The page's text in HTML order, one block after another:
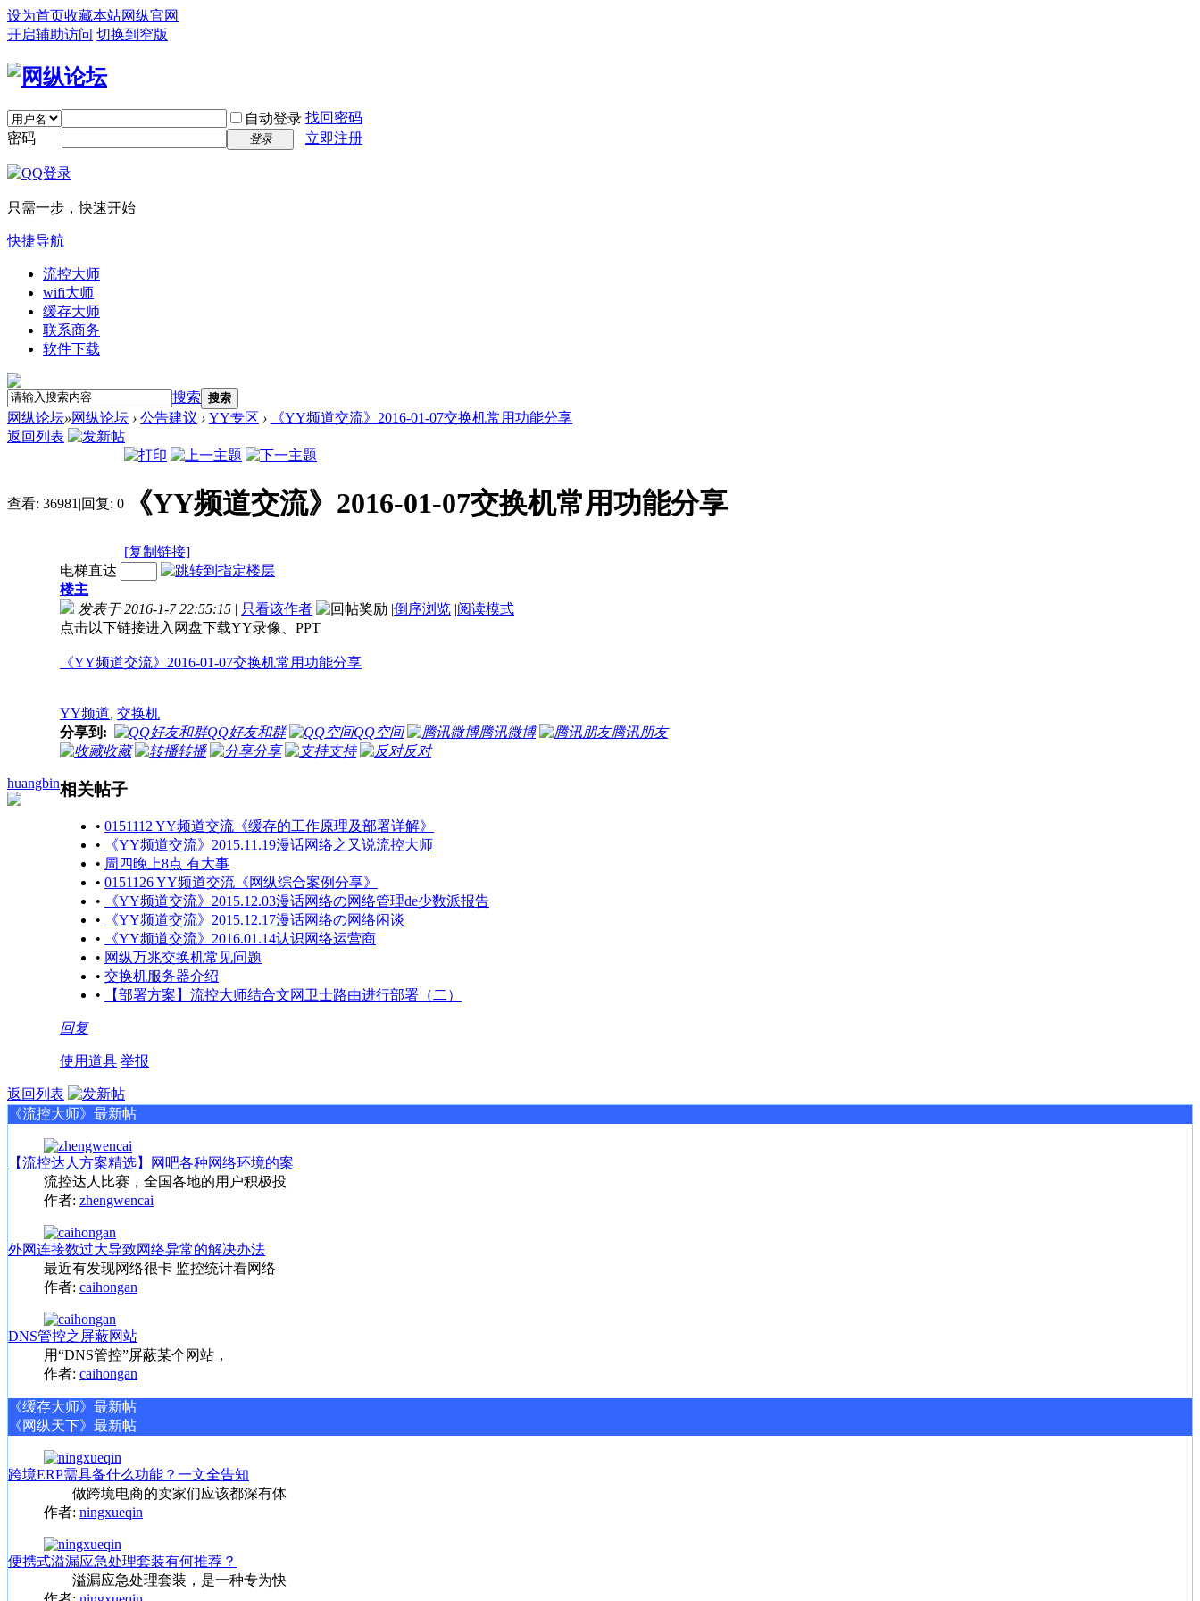
设为首页收藏本站网纵官网
开启辅助访问 切换到窄版
自动登录 找回密码
密码
登录 立即注册
只需一步，快速开始
快捷导航
流控大师
wifi大师
缓存大师
联系商务
软件下载
搜索 搜索
网纵论坛»网纵论坛 › 公告建议 › YY专区 ›
《YY频道交流》2016-01-07交换机常用功能分享
返回列表
查看: 36981 |回复: 0 《YY频道交流》2016-01-07交换机常用功能分享
[复制链接]
huangbin
电梯直达
楼主
发表于 2016-1-7 22:55:15 | 只看该作者 |倒序浏览 |阅读模式
点击以下链接进入网盘下载YY录像、PPT
《YY频道交流》2016-01-07交换机常用功能分享
YY频道, 交换机
分享到:
QQ好友和群 QQ空间 腾讯微博
腾讯朋友
收藏
转播 分享 支持 反对
相关帖子
• 0151112 YY频道交流《缓存的工作原理及部署详解》
•
《YY频道交流》2015.11.19漫话网络之又说流控大师
• 周四晚上8点 有大事
• 0151126 YY频道交流《网纵综合案例分享》
•
《YY频道交流》2015.12.03漫话网络の网络管理de少数派报告
•
《YY频道交流》2015.12.17漫话网络の网络闲谈
•
《YY频道交流》2016.01.14认识网络运营商
• 网纵万兆交换机常见问题
• 交换机服务器介绍
•
【部署方案】流控大师结合文网卫士路由进行部署（二）
回复
使用道具 举报
返回列表
《流控大师》最新帖
【流控达人方案精选】网吧各种网络环境的案
流控达人比赛，全国各地的用户积极投
作者: zhengwencai
外网连接数过大导致网络异常的解决办法
最近有发现网络很卡 监控统计看网络
作者: caihongan
DNS管控之屏蔽网站
用“DNS管控”屏蔽某个网站，
作者: caihongan
《缓存大师》最新帖
《网纵天下》最新帖
跨境ERP需具备什么功能？一文全告知
做跨境电商的卖家们应该都深有体
作者: ningxueqin
便携式溢漏应急处理套装有何推荐？
溢漏应急处理套装，是一种专为快